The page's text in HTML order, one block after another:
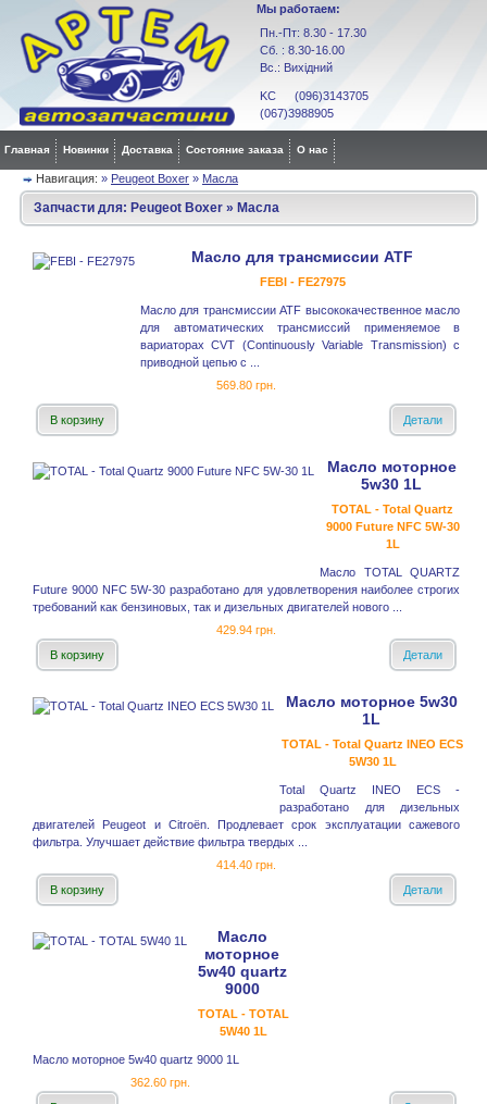
Мы работаем:
Пн.-Пт: 8.30 - 17.30
Сб. : 8.30-16.00
Вс.: Вихідний
KC (096)3143705
(067)3988905
Главная Новинки Доставка Состояние заказа О нас
Навигация: » Peugeot Boxer » Масла
Запчасти для: Peugeot Boxer » Масла
Масло для трансмиссии ATF
FEBI - FE27975
Масло для трансмиссии ATF высококачественное масло
для автоматических трансмиссий применяемое в
вариаторах CVT (Continuously Variable Transmission) с
приводной цепью с ...
569.80 грн.
В корзину Детали
Масло моторное
5w30 1L
TOTAL - Total Quartz
9000 Future NFC 5W-30
1L
Масло TOTAL QUARTZ
Future 9000 NFC 5W-30 разработано для удовлетворения наиболее строгих
требований как бензиновых, так и дизельных двигателей нового ...
429.94 грн.
В корзину
Детали
Масло моторное 5w30
1L
TOTAL - Total Quartz INEO ECS
5W30 1L
Total Quartz INEO ECS -
разработано для дизельных
двигателей Peugeot и Citroёn. Продлевает срок эксплуатации сажевого
фильтра. Улучшает действие фильтра твердых ...
414.40 грн.
В корзину
Детали
Масло
моторное
5w40 quartz
9000
TOTAL - TOTAL
5W40 1L
Масло моторное 5w40 quartz 9000 1L
362.60 грн.